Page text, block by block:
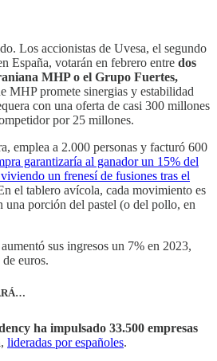
Los accionistas de Uvesa, el segundo
España, votarán en febrero entre dos
MHP o el Grupo Fuertes,
MHP promete sinergias y estabilidad
con una oferta de casi 300 millones
por 25 millones.
emplea a 2.000 personas y facturó 600
garantizaría al ganador un 15% del
un frenesí de fusiones tras el
el tablero avícola, cada movimiento es
una porción del pastel (o del pollo, en
sus ingresos un 7% en 2023,
euros.
ha impulsado 33.500 empresas
, lideradas por españoles.